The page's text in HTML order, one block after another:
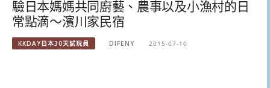
驗日本媽媽共同廚藝、農事以及小漁村的日
常點滴～濱川家民宿
KKDAY日本30天試玩員 DIFENY 2015-07-10